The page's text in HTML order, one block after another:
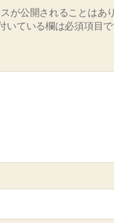
が公開されることはあ
いている欄は必須項目